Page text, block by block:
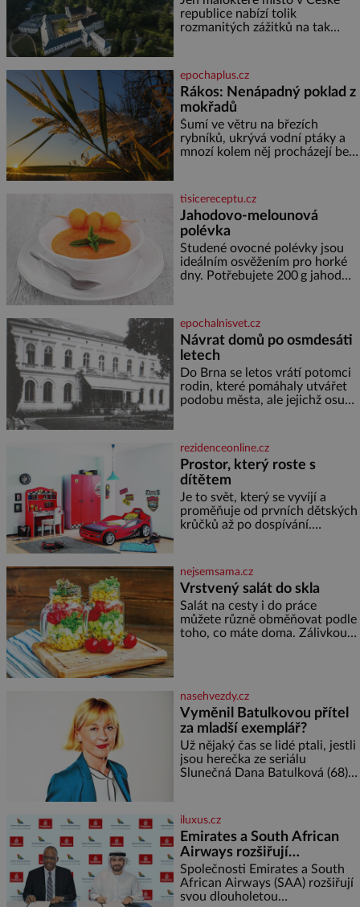
republice nabízí tolik
rozmanitých zážitků na tak
jediného dne můžete
nahlédnout do útrob jedné z
nejvýznamnějších vodních
elektráren v Evropě, vydat se na
horské hřebeny, projet se na
koloběžce a den zakončit
poznáváním památek ve
epochaplus.cz
Rákos: Nenápadný poklad z
mokřadů
Šumí ve větru na březích
rybníků, ukrývá vodní ptáky a
mnozí kolem něj procházejí bez
lodě, zapisovat první texty a
inspiroval řadu pověstí. Tato
skromná, ale užitečná rostlina
provází člověka už tisíce let.
Většina lidí vnímá rákos jen jako
obyčejnou kulisu letního
koupání. Stačí se však podívat
tisicereceptu.cz
Jahodovo-melounová
polévka
Studené ovocné polévky jsou
ideálním osvěžením pro horké
dny. Potřebujete 200 g jahod
cukru krystal 1 lžíci medu 200 g
zakysané sm
epochalnisvet.cz
Návrat domů po osmdesáti
letech
Do Brna se letos vrátí potomci
rodin, které pomáhaly utvářet
podobu města, ale jejichž osudy
Placzek, Löw-Beer, Fuhrmann,
Kohn a Stiassni se stanou
jednou z hlavních
dramaturgických linií festivalu
židovské kultury ŠTETL FEST
2026. Některé návraty nejsou
jednoduché. Místa, která si
rezidenceonline.cz
Prostor, který roste s
dítětem
Je to svět, který se vyvíjí a
proměňuje od prvních dětských
krůčků až po dospívání.
soustředění i odpočinek a
reaguje na každou etapu života
a specifické potřeby dítěte. Pro
nejmenší je klíčová
jednoduchost, měkkost a
bezpečí, proto by pokoj
nejsemsama.cz
Vrstvený salát do skla
Salát na cesty i do práce
můžete různě obměňovat podle
toho, co máte doma. Zálivkou
nebo jiného salátu (římský salát,
polníček…) ✿ 1 malá konzerva
kukuřice ✿ ½ okurky ✿ 2
rajčata Zálivka: ✿ 4 lžíce
olivového oleje ✿ 1 lžíci
citronové šťávy ✿ ½ stroužku
nasehvezdy.cz
Vyměnil Batulkovou přítel
za mladší exemplář?
Už nějaký čas se lidé ptali, jestli
jsou herečka ze seriálu
Slunečná Dana Batulková (68) a
od sebe přítele od samého
začátku odhán
iluxus.cz
Emirates a South African
Airways rozšiřují
partnerství. Cestujícím
nově zpřístupní dalších
devět destinací v jižní a
Společnosti Emirates a South
African Airways (SAA) rozšiřují
svou dlouholetou